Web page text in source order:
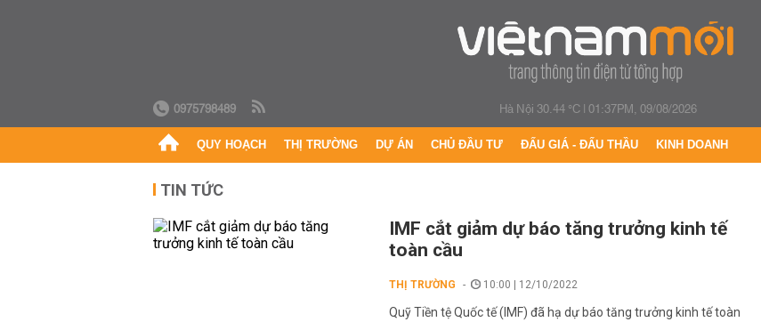
0975798489 Hà Nội 30.44 °C|01:37PM, 09/08/2026
QUY HOẠCH THỊ TRƯỜNG DỰ ÁN CHỦ ĐẦU TƯ ĐẤU GIÁ - ĐẤU THẦU KINH DOANH
TIN TỨC
IMF cắt giảm dự báo tăng trưởng kinh tế
toàn cầu
THỊ TRƯỜNG 10:00 | 12/10/2022
Quỹ Tiền tệ Quốc tế (IMF) đã hạ dự báo tăng trưởng kinh tế toàn